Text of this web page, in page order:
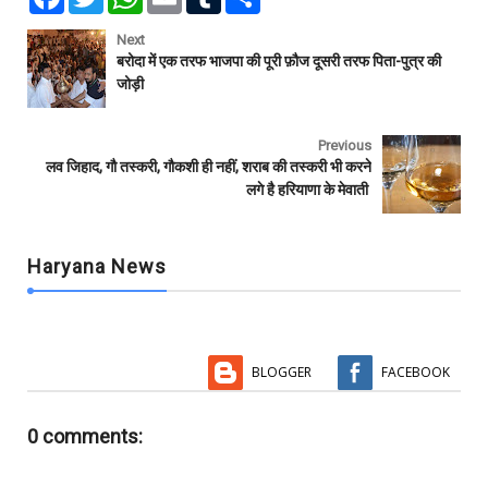
e
b
o
o
k
w
t
t
e
r
t
s
A
p
l
l
e
Next
बरोदा में एक तरफ भाजपा की पूरी फ़ौज दूसरी तरफ पिता-पुत्र की
जोड़ी
Previous
लव जिहाद, गौ तस्करी, गौकशी ही नहीं, शराब की तस्करी भी करने
लगे है हरियाणा के मेवाती
Haryana News
BLOGGER FACEBOOK
0 comments: